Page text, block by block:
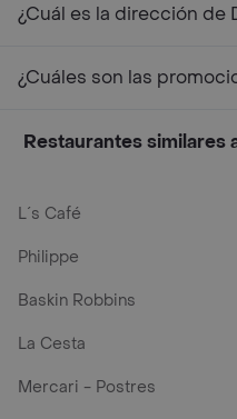
¿Cuál es la dirección de
¿Cuáles son las
Restaurantes similares
L´s Café
Philippe
Baskin Robbins
La Cesta
Mercari - Postres